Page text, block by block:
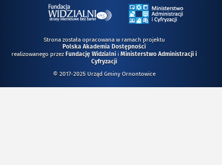
Strona została opracowana w ramach projektu
Polska Akademia Dostępności
realizowanego przezFundację Widzialni iMinisterstwo Administracji i
Cyfryzacji
© 2017-2025 Urząd Gminy Ornontowice